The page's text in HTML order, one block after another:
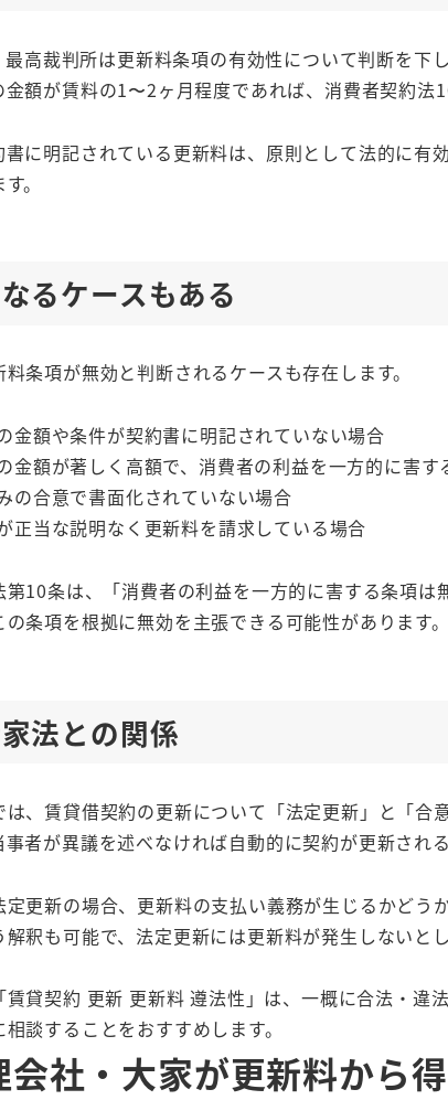
高裁判所は更新料条項の有効性について判断を
金額が賃料の1〜2ヶ月程度であれば、消費者契約法
書に明記されている更新料は、原則として法的に
。
るケースもある
条項が無効と判断されるケースも存在します。
金額や条件が契約書に明記されていない場合
金額が著しく高額で、消費者の利益を一方的に害
の合意で書面化されていない場合
正当な説明なく更新料を請求している場合
第10条は、「消費者の利益を一方的に害する条項
条項を根拠に無効を主張できる可能性があります。
法との関係
は、賃貸借契約の更新について「法定更新」と「
者が異議を述べなければ自動的に契約が更新される
定更新の場合、更新料の支払い義務が生じるかどう
釈も可能で、法定更新には更新料が発生しないと
賃貸契約 更新 更新料 遵法性」は、一概に合法・違
談することをおすすめします。
会社・大家が更新料から